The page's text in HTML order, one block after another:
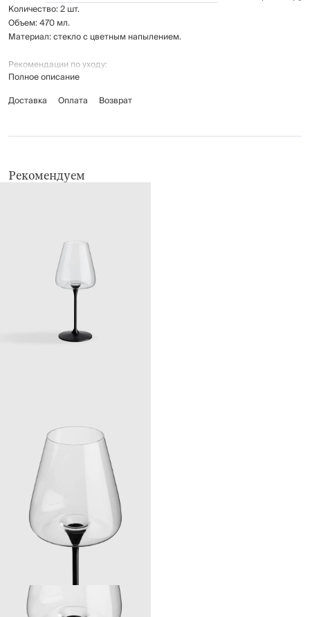
Количество: 2 шт.
Объем: 470 мл.
Материал: стекло с цветным напылением.
Рекомендации по уходу:
мыть вручную с применением мягких моющих средств
не использовать для ухода абразивные чистящие средства и
жесткие губки
Полное описание
Доставка
Оплата Возврат
Рекомендуем